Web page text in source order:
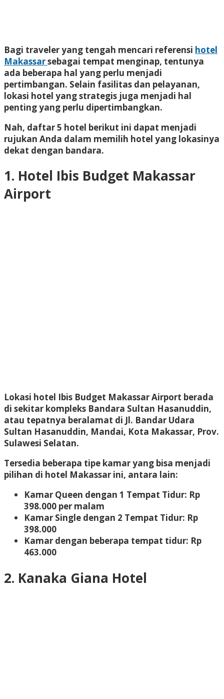
Bagi traveler yang tengah mencari referensi hotel
Makassarsebagai tempat menginap, tentunya
ada beberapa hal yang perlu menjadi
pertimbangan. Selain fasilitas dan pelayanan,
lokasi hotel yang strategis juga menjadi hal
penting yang perlu dipertimbangkan.
Nah, daftar 5 hotel berikut ini dapat menjadi
rujukan Anda dalam memilih hotel yang lokasinya
dekat dengan bandara.
1. Hotel Ibis Budget Makassar
Airport
Lokasi hotel Ibis Budget Makassar Airport berada
di sekitar kompleks Bandara Sultan Hasanuddin,
atau tepatnya beralamat di Jl. Bandar Udara
Sultan Hasanuddin, Mandai, Kota Makassar, Prov.
Sulawesi Selatan.
Tersedia beberapa tipe kamar yang bisa menjadi
pilihan di hotel Makassar ini, antara lain:
Kamar Queen dengan 1 Tempat Tidur: Rp
398.000 per malam
Kamar Single dengan 2 Tempat Tidur: Rp
398.000
Kamar dengan beberapa tempat tidur: Rp
463.000
2. Kanaka Giana Hotel